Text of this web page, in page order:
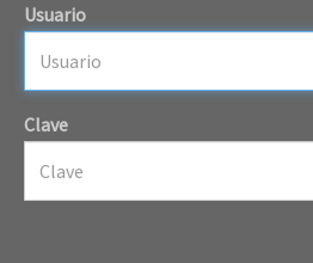
Usuario
Clave